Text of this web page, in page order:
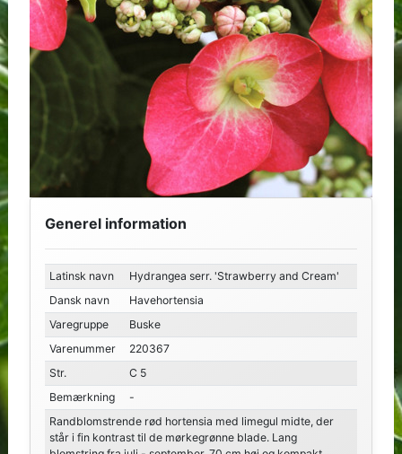
Generel information
Latinsk navn
Hydrangea serr. 'Strawberry and Cream'
Dansk navn
Havehortensia
Varegruppe
Buske
Varenummer
220367
Str.
C 5
Bemærkning
-
Randblomstrende rød hortensia med limegul midte, der
står i fin kontrast til de mørkegrønne blade. Lang